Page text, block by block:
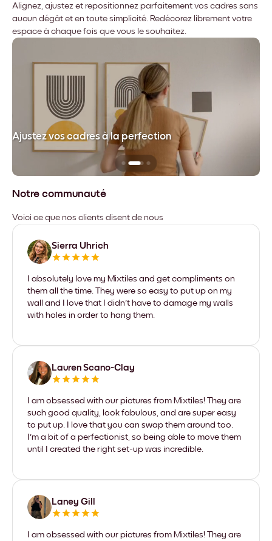
Alignez, ajustez et repositionnez parfaitement vos cadres sans
aucun dégât et en toute simplicité. Redécorez librement votre
espace à chaque fois que vous le souhaitez.
Ajustez vos cadres à la perfection
Notre communauté
Voici ce que nos clients disent de nous
Sierra Uhrich
I absolutely love my Mixtiles and get compliments on
them all the time. They were so easy to put up on my
wall and I love that I didn't have to damage my walls
with holes in order to hang them.
Lauren Scano-Clay
I am obsessed with our pictures from Mixtiles! They are
such good quality, look fabulous, and are super easy
to put up. I love that you can swap them around too.
I'm a bit of a perfectionist, so being able to move them
until I created the right set-up was incredible.
Laney Gill
I am obsessed with our pictures from Mixtiles! They are